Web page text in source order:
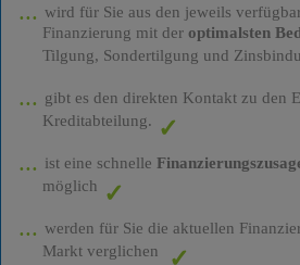
wird für Sie aus den jeweils
Finanzierung mit der optimalsten
Tilgung, Sondertilgung und
gibt es den direkten Kontakt zu den
Kreditabteilung.
ist eine schnelle
möglich
werden für Sie die aktuellen
Markt verglichen